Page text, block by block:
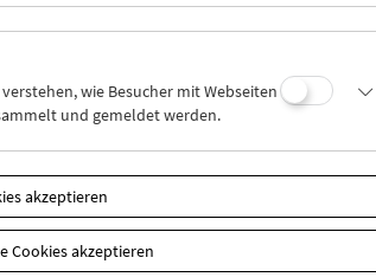
wie Besucher mit Webseiten
und gemeldet werden.
akzeptieren
Cookies akzeptieren